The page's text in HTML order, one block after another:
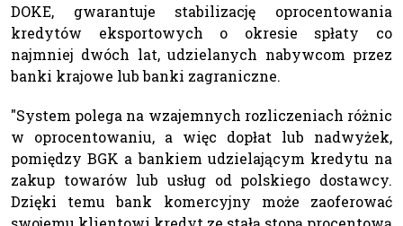
DOKE, gwarantuje stabilizację oprocentowania
kredytów eksportowych o okresie spłaty co
najmniej dwóch lat, udzielanych nabywcom przez
banki krajowe lub banki zagraniczne.
"System polega na wzajemnych rozliczeniach różnic
w oprocentowaniu, a więc dopłat lub nadwyżek,
pomiędzy BGK a bankiem udzielającym kredytu na
zakup towarów lub usług od polskiego dostawcy.
Dzięki temu bank komercyjny może zaoferować